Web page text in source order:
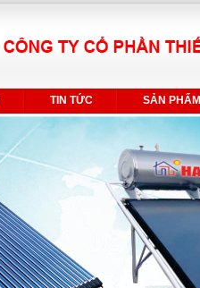
TIN TỨC SẢN PHẨM